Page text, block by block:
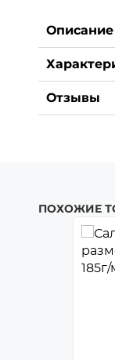
Описание
Отзывы
ПОХОЖИЕ